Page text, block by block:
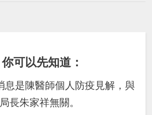
你可以先知道：
息是陳醫師個人防疫見解，與
長朱家祥無關。